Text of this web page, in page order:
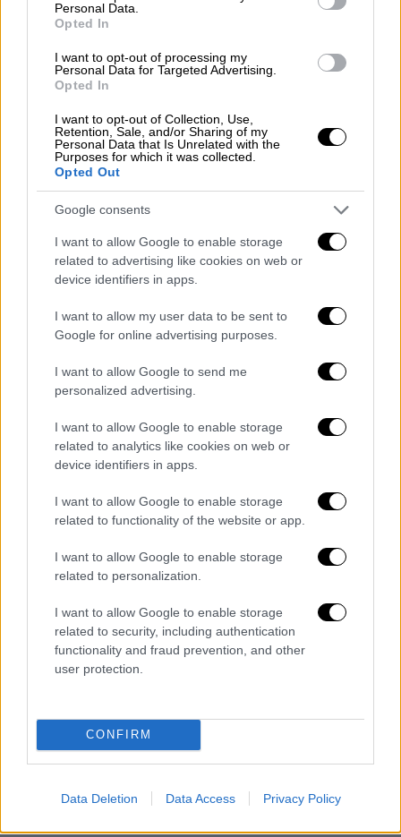
Personal Data.
Opted In
I want to opt-out of processing my
Personal Data for Targeted Advertising.
Opted In
I want to opt-out of Collection, Use,
Retention, Sale, and/or Sharing of my
Personal Data that Is Unrelated with the
Purposes for which it was collected.
Opted Out
Google consents
I want to allow Google to enable storage
related to advertising like cookies on web or
device identifiers in apps.
I want to allow my user data to be sent to
Google for online advertising purposes.
I want to allow Google to send me
personalized advertising.
I want to allow Google to enable storage
related to analytics like cookies on web or
device identifiers in apps.
I want to allow Google to enable storage
related to functionality of the website or app.
I want to allow Google to enable storage
related to personalization.
I want to allow Google to enable storage
related to security, including authentication
functionality and fraud prevention, and other
user protection.
CONFIRM
Data Deletion Data Access Privacy Policy
ερυθριτόλη και η ξυλιτόλη
μπορεί να
προκαλέσουν πιο εύκολα πήξη
αιμοπεταλίων. Οι θρόμβοι μπορεί να
αποκολληθούν και να μετακινηθούν στην
στον εγκέφαλο, προκαλώντας εγκεφαλικό
επεισόδιο.
Στη νέα μελέτη για την ξυλιτόλη,
«παρατηρήθηκαν διαφορές στη συμπεριφορά
των αιμοπεταλίων ακόμη και μετά την
κατανάλωση μιας μικρής ποσότητας
ξυλιτόλης», δήλωσε ο δρ Matthew Tomey,
καρδιολόγος στο νοσοκομείο Mount Sinai
Fuster Heart Hospital στη Νέα Υόρκη, ο
οποίος δεν συμμετείχε στη μελέτη.
«Αυτά τα πειράματα έχουν ενδιαφέρον, αλλά
ανωμαλίες στα αιμοπετάλια ευθύνονται για
τη σύνδεση μεταξύ ξυλιτόλης και κλινικών
περιστατικών», δήλωσε ο Tomey, ο οποίος
είναι επίσης επίκουρος καθηγητής ιατρικής
στην Ιατρική Σχολή Icahn στο Mount Sinai.
Τι είναι η ξυλιτόλη;
Τόσο γλυκιά όσο και η ζάχαρη
, με λιγότερες
από τις μισές θερμίδες, η ξυλιτόλη
χρησιμοποιείται συχνά σε τσίχλες χωρίς
ζάχαρη, καραμέλες για την ανάσα,
για το βήχα και μασώμενες βιταμίνες. Συχνά
προστίθεται σε μεγαλύτερες ποσότητες σε
καραμέλες, αρτοσκευάσματα, μείγματα κέικ,
σάλτσες μπάρμπεκιου, κέτσαπ,
φυστικοβούτυρο, πουτίγκες και πολλά άλλα.